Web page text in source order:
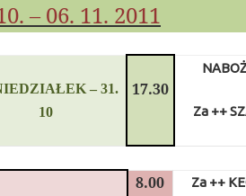
– 06. 11. 2011
EK – 31.
10
17.30
Za ++
8.00 Za ++